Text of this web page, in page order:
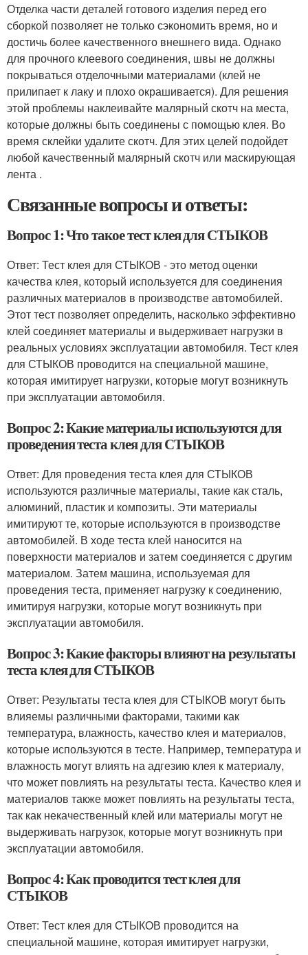
Отделка части деталей готового изделия перед его
сборкой позволяет не только сэкономить время, но и
достичь более качественного внешнего вида. Однако
для прочного клеевого соединения, швы не должны
покрываться отделочными материалами (клей не
прилипает к лаку и плохо окрашивается). Для решения
этой проблемы наклеивайте малярный скотч на места,
которые должны быть соединены с помощью клея. Во
время склейки удалите скотч. Для этих целей подойдет
любой качественный малярный скотч или маскирующая
лента .
Связанные вопросы и ответы:
Вопрос 1: Что такое тест клея для СТЫКОВ
Ответ: Тест клея для СТЫКОВ - это метод оценки
качества клея, который используется для соединения
различных материалов в производстве автомобилей.
Этот тест позволяет определить, насколько эффективно
клей соединяет материалы и выдерживает нагрузки в
реальных условиях эксплуатации автомобиля. Тест клея
для СТЫКОВ проводится на специальной машине,
которая имитирует нагрузки, которые могут возникнуть
при эксплуатации автомобиля.
Вопрос 2: Какие материалы используются для
проведения теста клея для СТЫКОВ
Ответ: Для проведения теста клея для СТЫКОВ
используются различные материалы, такие как сталь,
алюминий, пластик и композиты. Эти материалы
имитируют те, которые используются в производстве
автомобилей. В ходе теста клей наносится на
поверхности материалов и затем соединяется с другим
материалом. Затем машина, используемая для
проведения теста, применяет нагрузку к соединению,
имитируя нагрузки, которые могут возникнуть при
эксплуатации автомобиля.
Вопрос 3: Какие факторы влияют на результаты
теста клея для СТЫКОВ
Ответ: Результаты теста клея для СТЫКОВ могут быть
влияемы различными факторами, такими как
температура, влажность, качество клея и материалов,
которые используются в тесте. Например, температура и
влажность могут влиять на адгезию клея к материалу,
что может повлиять на результаты теста. Качество клея и
материалов также может повлиять на результаты теста,
так как некачественный клей или материалы могут не
выдерживать нагрузок, которые могут возникнуть при
эксплуатации автомобиля.
Вопрос 4: Как проводится тест клея для
СТЫКОВ
Ответ: Тест клея для СТЫКОВ проводится на
специальной машине, которая имитирует нагрузки,